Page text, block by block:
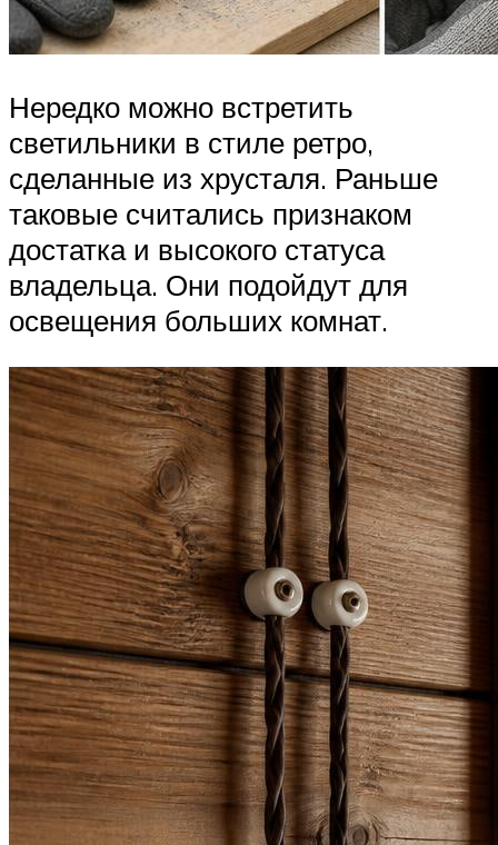
Нередко можно встретить
светильники в стиле ретро,
сделанные из хрусталя. Раньше
таковые считались признаком
достатка и высокого статуса
владельца. Они подойдут для
освещения больших комнат.